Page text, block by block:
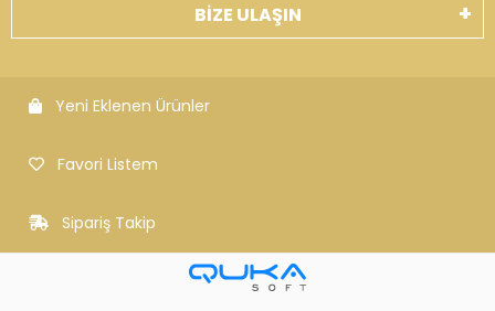
BİZE ULAŞIN
Yeni Eklenen Ürünler
Favori Listem
Sipariş Takip